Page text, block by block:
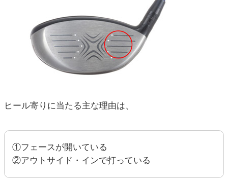
ヒール寄りに当たる主な理由は、
①フェースが開いている
②アウトサイド・インで打っている